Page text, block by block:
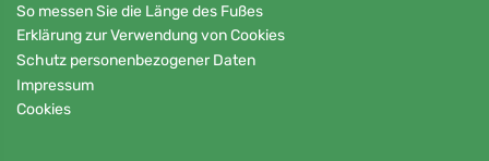
So messen Sie die Länge des Fußes
Erklärung zur Verwendung von Cookies
Schutz personenbezogener Daten
Impressum
Cookies